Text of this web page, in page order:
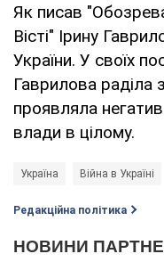
Як писав
Вісті" Ірину
України. У своїх
Гаврилова раділа
проявляла негатив
влади в цілому.
Україна Війна в Україні
Редакційна політика